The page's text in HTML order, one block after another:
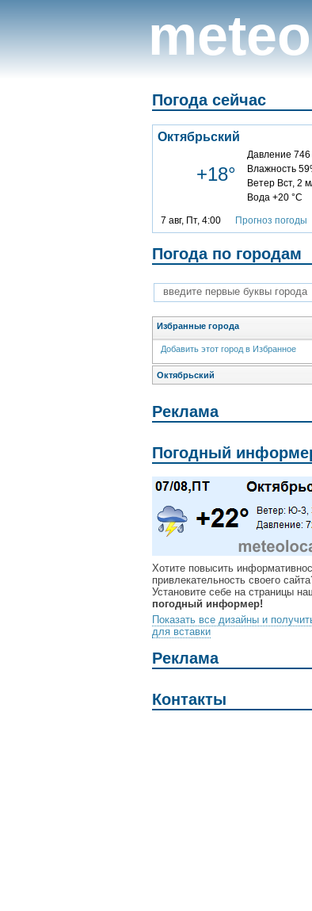
Погода сейчас
Октябрьский
+18°
Давление
Влажность
Ветер Вст, 2
Вода +20 °C
7 авг, Пт, 4:00 Прогноз погоды
Погода по городам
Избранные города
Добавить этот город в Избранное
Октябрьский
Реклама
Погодный
Хотите повысить
привлекательность своего
Установите себе на страницы
погодный информер!
Показать все дизайны и
для вставки
Реклама
Контакты